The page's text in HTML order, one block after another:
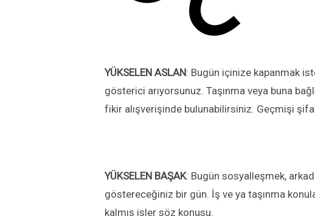
YÜKSELEN ASLAN: Bugün içinize kapanmak
gösterici arıyorsunuz. Taşınma veya buna
fikir alışverişinde bulunabilirsiniz. Geçmişi
YÜKSELEN BAŞAK: Bugün sosyalleşmek,
göstereceğiniz bir gün. İş ve ya taşınma
kalmış işler söz konusu.